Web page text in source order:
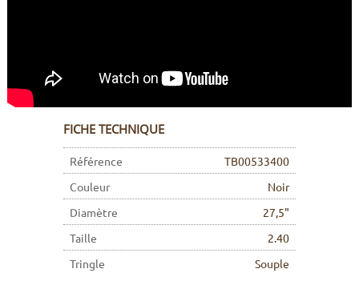
FICHE TECHNIQUE
Référence
TB00533400
Couleur
Noir
Diamètre
27,5"
Taille
2.40
Tringle
Souple